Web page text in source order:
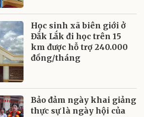
Học sinh xã biên giới ở
Đắk Lắk đi học trên 15
km được hỗ trợ 240.000
đồng/tháng
Bảo đảm ngày khai giảng
thực sự là ngày hội của